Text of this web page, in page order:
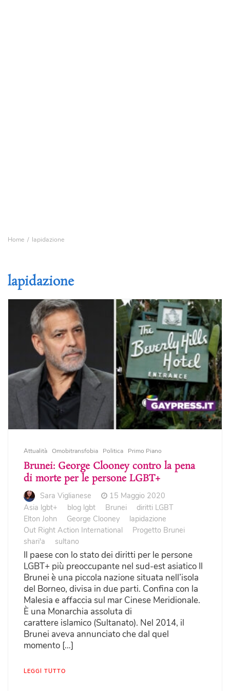
Home lapidazione
lapidazione
Attualità Omobitransfobia Politica Primo Piano
Brunei: George Clooney contro la pena
di morte per le persone LGBT+
Sara Viglianese
15 Maggio 2020
Asia lgbt+
blog lgbt Brunei
diritti LGBT
Elton John
George Clooney
lapidazione
Out Right Action International
Progetto Brunei
shari'a
sultano
Il paese con lo stato dei diritti per le persone
LGBT+ più preoccupante nel sud-est asiatico Il
Brunei è una piccola nazione situata nell’isola
del Borneo, divisa in due parti. Confina con la
Malesia e affaccia sul mar Cinese Meridionale.
È una Monarchia assoluta di
carattere islamico (Sultanato). Nel 2014, il
Brunei aveva annunciato che dal quel
momento […]
LEGGI TUTTO